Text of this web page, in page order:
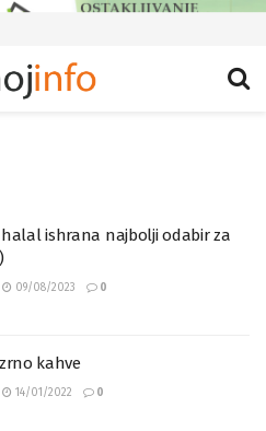
halal ishrana najbolji odabir za
09/08/2023 0
kahve
14/01/2022 0